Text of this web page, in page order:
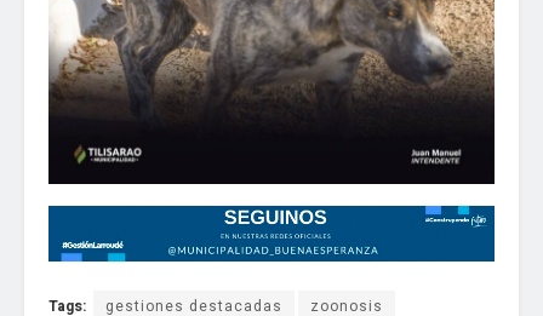
Tags: gestiones destacadas zoonosis